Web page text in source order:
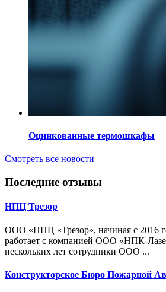
Оцинкованные термошкафы
Смотреть все новости
Последние отзывы
НПЦ Трезор
ООО «НПЦ «Трезор», начиная с 2016
работает с компанией ООО «НПК-
нескольких лет сотрудники ООО ...
Конструкторское Бюро Пожарной